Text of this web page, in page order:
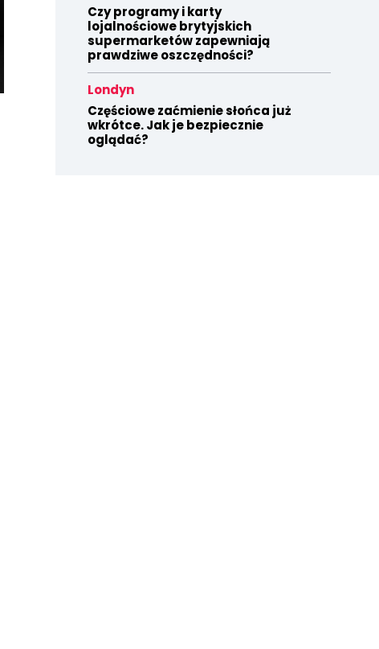
Czy programy i karty
lojalnościowe brytyjskich
supermarketów zapewniają
prawdziwe oszczędności?
Londyn
Częściowe zaćmienie słońca już
wkrótce. Jak je bezpiecznie
oglądać?